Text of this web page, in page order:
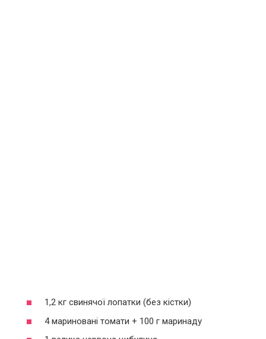
1,2 кг свинячої лопатки (без кістки)
4 мариновані томати + 100 г маринаду